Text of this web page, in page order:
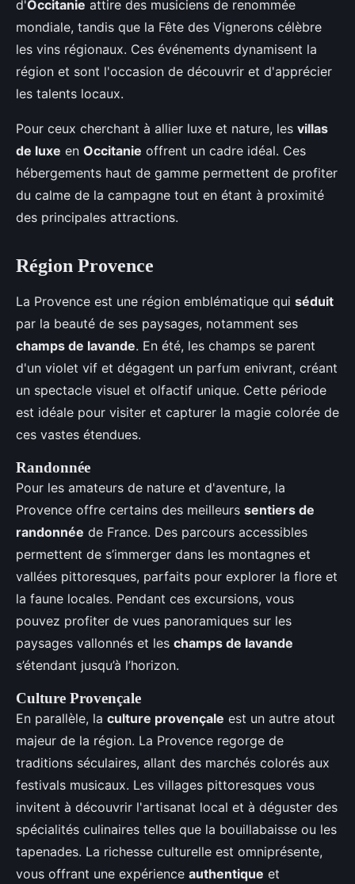
d'Occitanie attire des musiciens de renommée
mondiale, tandis que la Fête des Vignerons célèbre
les vins régionaux. Ces événements dynamisent la
région et sont l'occasion de découvrir et d'apprécier
les talents locaux.
Pour ceux cherchant à allier luxe et nature, les villas
de luxe en Occitanie offrent un cadre idéal. Ces
hébergements haut de gamme permettent de profiter
du calme de la campagne tout en étant à proximité
des principales attractions.
Région Provence
La Provence est une région emblématique qui séduit
par la beauté de ses paysages, notamment ses
champs de lavande. En été, les champs se parent
d'un violet vif et dégagent un parfum enivrant, créant
un spectacle visuel et olfactif unique. Cette période
est idéale pour visiter et capturer la magie colorée de
ces vastes étendues.
Randonnée
Pour les amateurs de nature et d'aventure, la
Provence offre certains des meilleurs sentiers de
randonnée de France. Des parcours accessibles
permettent de s’immerger dans les montagnes et
vallées pittoresques, parfaits pour explorer la flore et
la faune locales. Pendant ces excursions, vous
pouvez profiter de vues panoramiques sur les
paysages vallonnés et les champs de lavande
s’étendant jusqu’à l’horizon.
Culture Provençale
En parallèle, la culture provençale est un autre atout
majeur de la région. La Provence regorge de
traditions séculaires, allant des marchés colorés aux
festivals musicaux. Les villages pittoresques vous
invitent à découvrir l'artisanat local et à déguster des
spécialités culinaires telles que la bouillabaisse ou les
tapenades. La richesse culturelle est omniprésente,
vous offrant une expérience authentique et